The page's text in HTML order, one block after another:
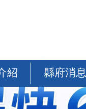
紹 縣府消息